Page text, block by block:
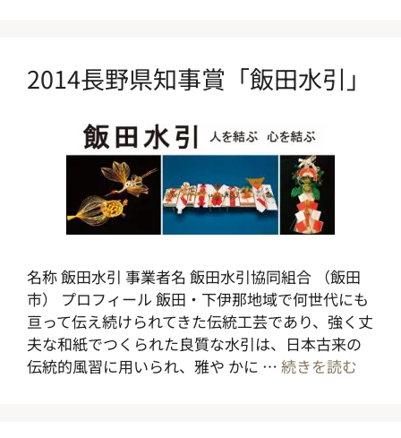
2014長野県知事賞「飯田水引」
名称 飯田水引 事業者名 飯田水引協同組合 （飯田
市） プロフィール 飯田・下伊那地域で何世代にも
亘って伝え続けられてきた伝統工芸であり、強く丈
夫な和紙でつくられた良質な水引は、日本古来の
伝統的風習に用いられ、雅や かに … 続きを読む